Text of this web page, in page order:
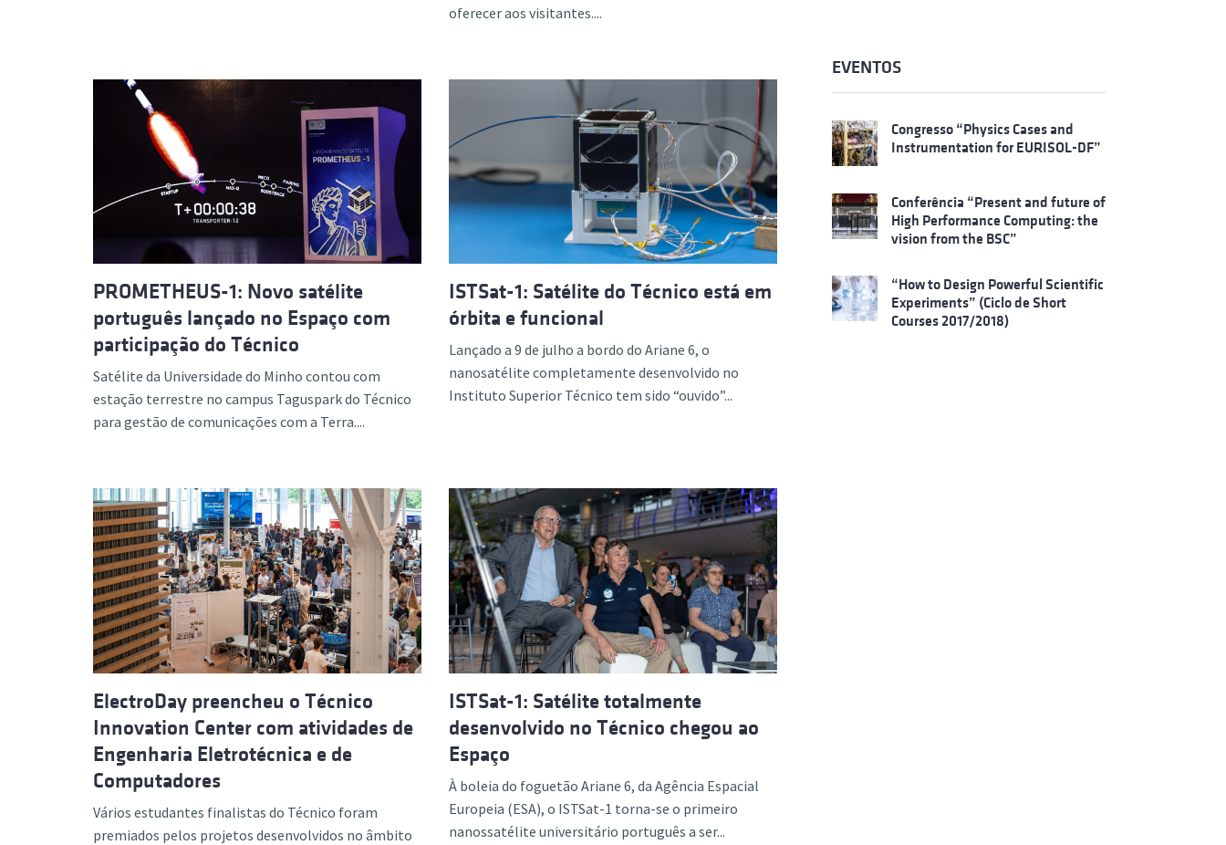
oferecer aos visitantes....
PROMETHEUS-1: Novo satélite
português lançado no Espaço com
participação do Técnico
Satélite da Universidade do Minho contou com
estação terrestre no campus Taguspark do Técnico
para gestão de comunicações com a Terra....
ISTSat-1: Satélite do Técnico está em
órbita e funcional
Lançado a 9 de julho a bordo do Ariane 6, o
nanosatélite completamente desenvolvido no
Instituto Superior Técnico tem sido “ouvido”...
ElectroDay preencheu o Técnico
Innovation Center com atividades de
Engenharia Eletrotécnica e de
Computadores
Vários estudantes finalistas do Técnico foram
premiados pelos projetos desenvolvidos no âmbito
ISTSat-1: Satélite totalmente
desenvolvido no Técnico chegou ao
Espaço
À boleia do foguetão Ariane 6, da Agência Espacial
Europeia (ESA), o ISTSat-1 torna-se o primeiro
nanossatélite universitário português a ser...
EVENTOS
Congresso “Physics Cases and
Instrumentation for EURISOL-DF”
Conferência “Present and future of
High Performance Computing: the
vision from the BSC”
“How to Design Powerful Scientific
Experiments” (Ciclo de Short
Courses 2017/2018)